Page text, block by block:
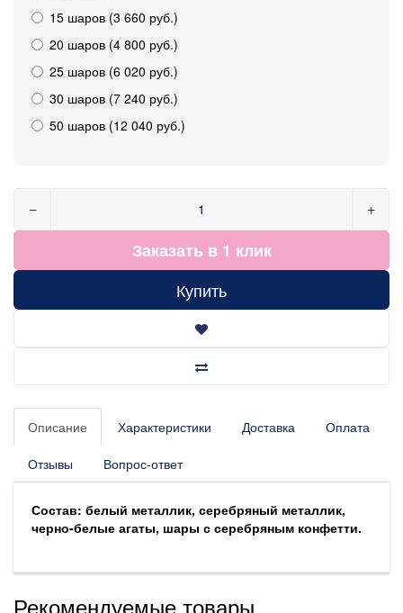
15 шаров (3 660 руб.)
20 шаров (4 800 руб.)
25 шаров (6 020 руб.)
30 шаров (7 240 руб.)
50 шаров (12 040 руб.)
− +
Заказать в 1 клик
Купить
Описание Характеристики Доставка Оплата
Отзывы Вопрос-ответ
Состав: белый металлик, серебряный металлик,
черно-белые агаты, шары с серебряным конфетти.
Рекомендуемые товары